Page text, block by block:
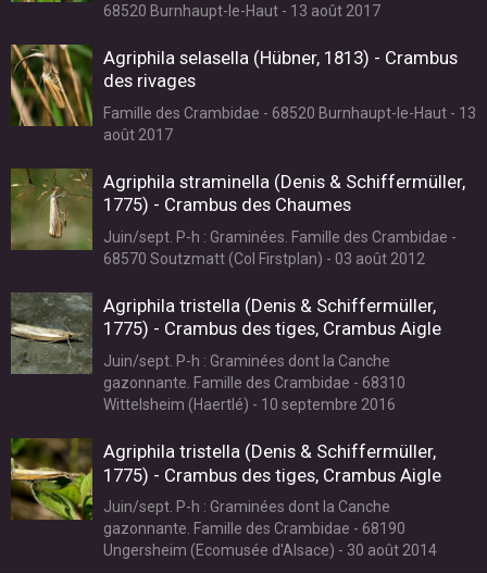
68520 Burnhaupt-le-Haut - 13 août 2017
Agriphila selasella (Hübner, 1813) - Crambus
des rivages
Famille des Crambidae - 68520 Burnhaupt-le-Haut - 13
août 2017
Agriphila straminella (Denis & Schiffermüller,
1775) - Crambus des Chaumes
Juin/sept. P-h : Graminées. Famille des Crambidae -
68570 Soutzmatt (Col Firstplan) - 03 août 2012
Agriphila tristella (Denis & Schiffermüller,
1775) - Crambus des tiges, Crambus Aigle
Juin/sept. P-h : Graminées dont la Canche
gazonnante. Famille des Crambidae - 68310
Wittelsheim (Haertlé) - 10 septembre 2016
Agriphila tristella (Denis & Schiffermüller,
1775) - Crambus des tiges, Crambus Aigle
Juin/sept. P-h : Graminées dont la Canche
gazonnante. Famille des Crambidae - 68190
Ungersheim (Ecomusée d'Alsace) - 30 août 2014